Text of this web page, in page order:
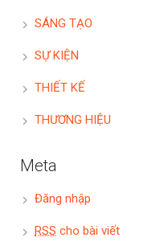
SÁNG TẠO
SỰ KIỆN
THIẾT KẾ
THƯƠNG HIỆU
Meta
Đăng nhập
RSS cho bài viết